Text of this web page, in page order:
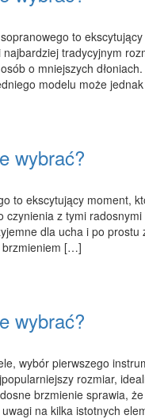
to
tradycyjnym
o mniejszych
modelu może
wybrać?
to ekscytujący moment,
z tymi
dla ucha i po
brzmieniem […]
wybrać?
wybór pierwszego
rozmiar,
brzmienie sprawia,
na kilka istotnych